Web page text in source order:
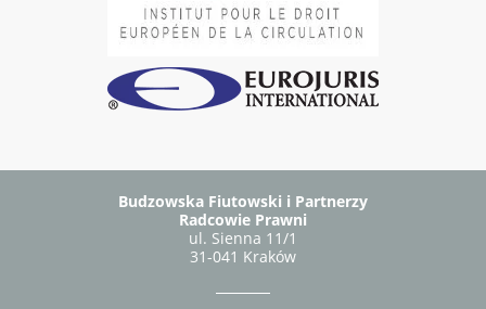
Budzowska Fiutowski i Partnerzy
Radcowie Prawni
ul. Sienna 11/1
31-041 Kraków